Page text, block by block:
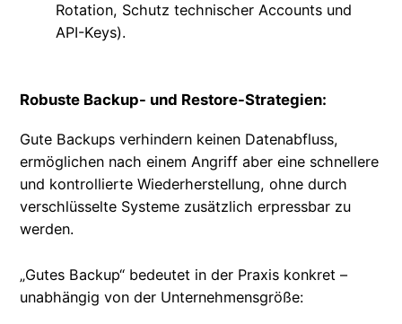
Rotation, Schutz technischer Accounts und
API-Keys).
Robuste Backup- und Restore-Strategien:
Gute Backups verhindern keinen Datenabfluss,
ermöglichen nach einem Angriff aber eine schnellere
und kontrollierte Wiederherstellung, ohne durch
verschlüsselte Systeme zusätzlich erpressbar zu
werden.
„Gutes Backup“ bedeutet in der Praxis konkret –
unabhängig von der Unternehmensgröße: